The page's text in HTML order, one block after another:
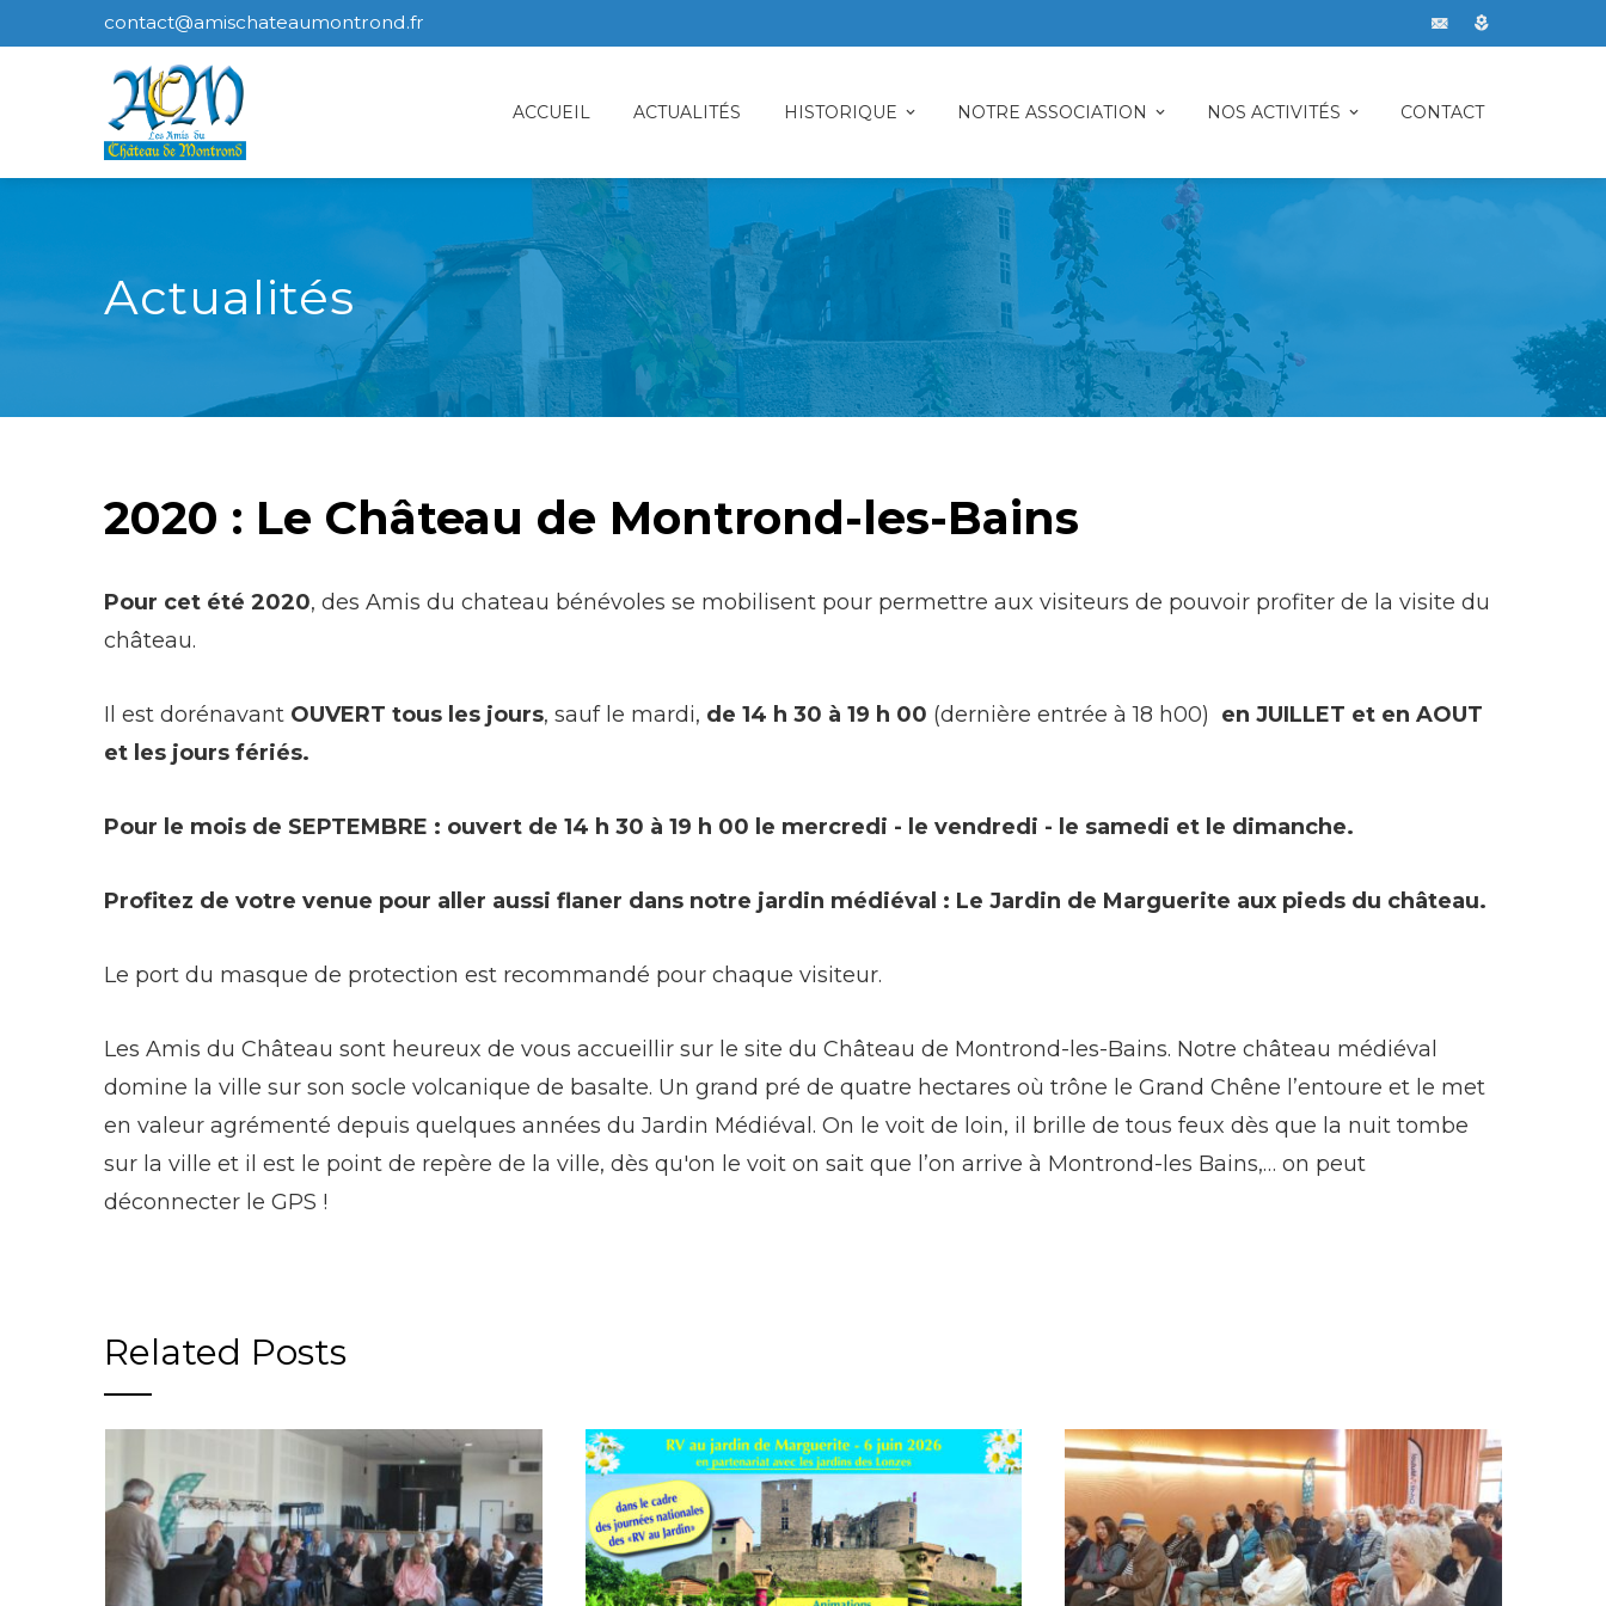
contact@amischateaumontrond.fr
ACCUEIL ACTUALITÉS HISTORIQUE NOTRE ASSOCIATION NOS ACTIVITÉS CONTACT
Actualités
2020 : Le Château de Montrond-les-Bains
Pour cet été 2020, des Amis du chateau bénévoles se mobilisent pour permettre aux visiteurs de pouvoir profiter de la visite du
château.
Il est dorénavant OUVERT tous les jours, sauf le mardi, de 14 h 30 à 19 h 00 (dernière entrée à 18 h00) en JUILLET et en AOUT
et les jours fériés.
Pour le mois de SEPTEMBRE : ouvert de 14 h 30 à 19 h 00 le mercredi - le vendredi - le samedi et le dimanche.
Profitez de votre venue pour aller aussi flaner dans notre jardin médiéval : Le Jardin de Marguerite aux pieds du château.
Le port du masque de protection est recommandé pour chaque visiteur.
Les Amis du Château sont heureux de vous accueillir sur le site du Château de Montrond-les-Bains. Notre château médiéval
domine la ville sur son socle volcanique de basalte. Un grand pré de quatre hectares où trône le Grand Chêne l’entoure et le met
en valeur agrémenté depuis quelques années du Jardin Médiéval. On le voit de loin, il brille de tous feux dès que la nuit tombe
sur la ville et il est le point de repère de la ville, dès qu'on le voit on sait que l’on arrive à Montrond-les Bains,… on peut
déconnecter le GPS !
Related Posts